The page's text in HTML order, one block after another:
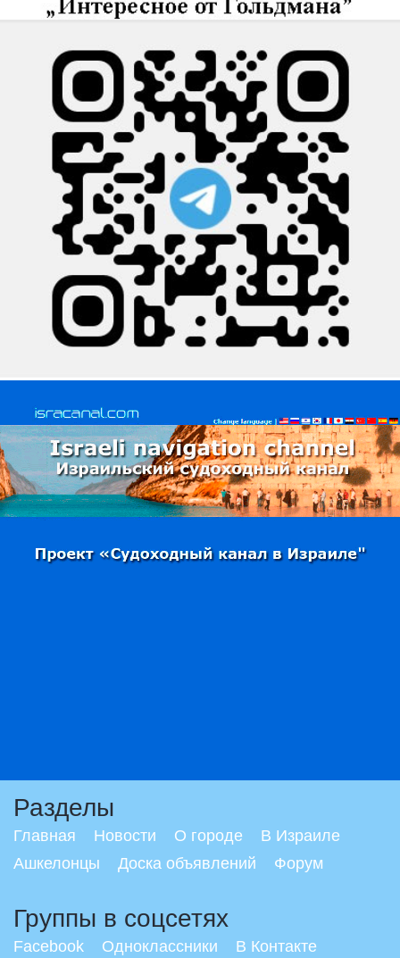
Разделы
Главная Новости О городе
В Израиле
Ашкелонцы
Доска объявлений Форум
Группы в соцсетях
Facebook Одноклассники В Контакте